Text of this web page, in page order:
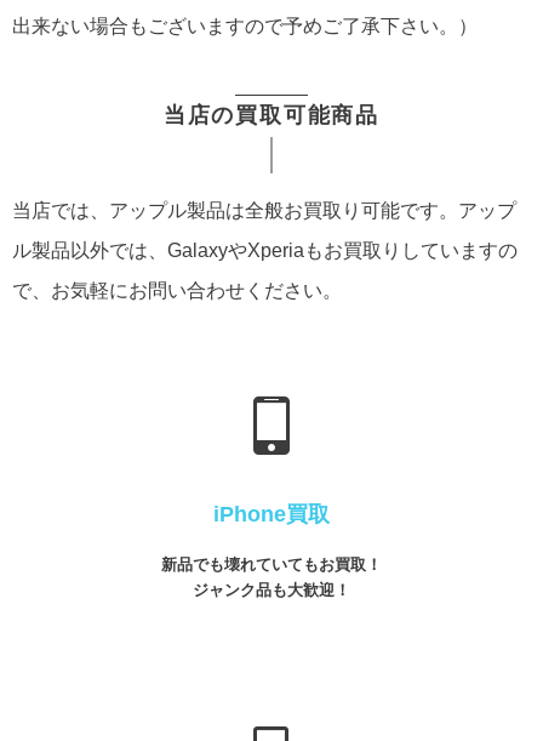
出来ない場合もございますので予めご了承下さい。）
当店の買取可能商品
当店では、アップル製品は全般お買取り可能です。アップ
ル製品以外では、GalaxyやXperiaもお買取りしていますの
で、お気軽にお問い合わせください。
iPhone買取
新品でも壊れていてもお買取！
ジャンク品も大歓迎！